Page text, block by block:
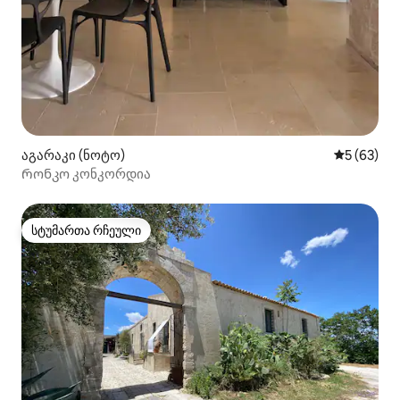
აგარაკი (ნოტო) საშუალო
5 (63)
Რონკო კონკორდია
სტუმართა რჩეული
სტუმართა რჩეული